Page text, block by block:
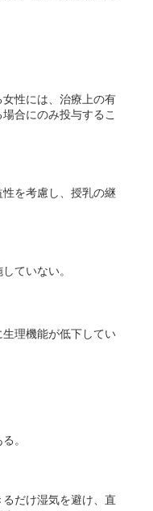
性には、治療上の有
合にのみ投与するこ
を考慮し、授乳の継
ていない。
理機能が低下してい
。
だけ湿気を避け、直